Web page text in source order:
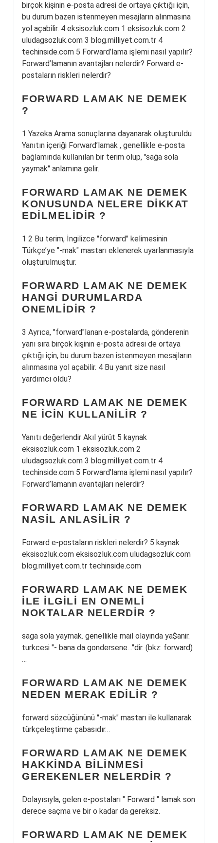
birçok kişinin e-posta adresi de ortaya çıktığı için,
bu durum bazen istenmeyen mesajların alınmasına
yol açabilir. 4 eksisozluk.com 1 eksisozluk.com 2
uludagsozluk.com 3 blog.milliyet.com.tr 4
techinside.com 5 Forward’lama işlemi nasıl yapılır?
Forward’lamanın avantajları nelerdir? Forward e-
postaların riskleri nelerdir?
FORWARD LAMAK NE DEMEK
?
1 Yazeka Arama sonuçlarına dayanarak oluşturuldu
Yanıtın içeriği Forward’lamak , genellikle e-posta
bağlamında kullanılan bir terim olup, "sağa sola
yaymak" anlamına gelir.
FORWARD LAMAK NE DEMEK
KONUSUNDA NELERE DIKKAT
EDILMELIDIR ?
1 2 Bu terim, İngilizce "forward" kelimesinin
Türkçe’ye "-mak" mastarı eklenerek uyarlanmasıyla
oluşturulmuştur.
FORWARD LAMAK NE DEMEK
HANGI DURUMLARDA
ONEMLIDIR ?
3 Ayrıca, "forward"lanan e-postalarda, gönderenin
yanı sıra birçok kişinin e-posta adresi de ortaya
çıktığı için, bu durum bazen istenmeyen mesajların
alınmasına yol açabilir. 4 Bu yanıt size nasıl
yardımcı oldu?
FORWARD LAMAK NE DEMEK
NE ICIN KULLANILIR ?
Yanıtı değerlendir Akıl yürüt 5 kaynak
eksisozluk.com 1 eksisozluk.com 2
uludagsozluk.com 3 blog.milliyet.com.tr 4
techinside.com 5 Forward’lama işlemi nasıl yapılır?
Forward’lamanın avantajları nelerdir?
FORWARD LAMAK NE DEMEK
NASIL ANLASILIR ?
Forward e-postaların riskleri nelerdir? 5 kaynak
eksisozluk.com eksisozluk.com uludagsozluk.com
blog.milliyet.com.tr techinside.com
FORWARD LAMAK NE DEMEK
ILE ILGILI EN ONEMLI
NOKTALAR NELERDIR ?
saga sola yaymak. genellikle mail olayinda ya$anir.
turkcesi "- bana da gondersene…"dir. (bkz: forward)
…
FORWARD LAMAK NE DEMEK
NEDEN MERAK EDILIR ?
forward sözcüğününü "-mak" mastarı ile kullanarak
türkçeleştirme çabasıdır…
FORWARD LAMAK NE DEMEK
HAKKINDA BILINMESI
GEREKENLER NELERDIR ?
Dolayısıyla, gelen e-postaları " Forward " lamak son
derece saçma ve bir o kadar da gereksiz.
FORWARD LAMAK NE DEMEK